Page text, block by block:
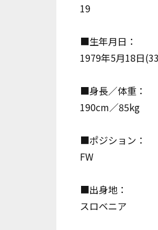
19
■生年月日：
1979年5月18日
■身長／体重：
190cm／85kg
■ポジション：
FW
■出身地：
スロベニア